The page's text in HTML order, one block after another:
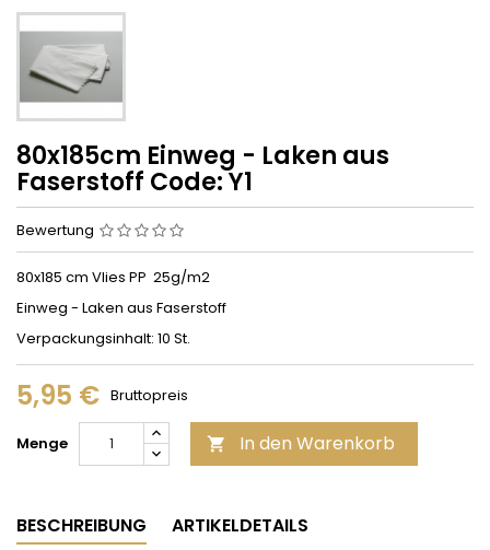
80x185cm Einweg - Laken aus
Faserstoff Code: Y1
Bewertung
80x185 cm Vlies PP 25g/m2
Einweg - Laken aus Faserstoff
Verpackungsinhalt: 10 St.
5,95 € Bruttopreis
Menge  In den Warenkorb
BESCHREIBUNG
ARTIKELDETAILS